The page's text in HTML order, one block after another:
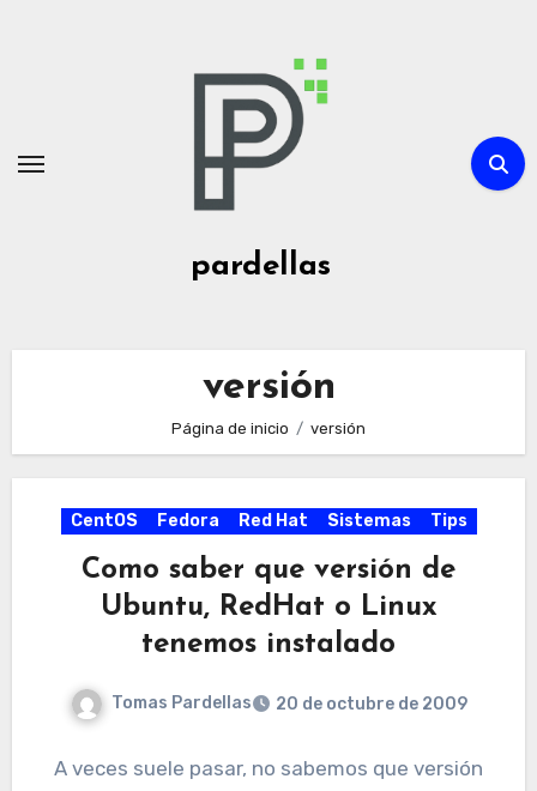
pardellas
versión
Página de inicio versión
CentOS Fedora Red Hat Sistemas Tips
Como saber que versión de
Ubuntu, RedHat o Linux
tenemos instalado
Tomas Pardellas 20 de octubre de 2009
A veces suele pasar, no sabemos que versión